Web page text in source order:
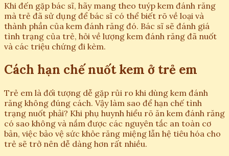
Khi đến gặp bác sĩ, hãy mang theo tuýp kem đánh răng
mà trẻ đã sử dụng để bác sĩ có thể biết rõ về loại và
thành phần của kem đánh răng đó. Bác sĩ sẽ đánh giá
tình trạng của trẻ, hỏi về lượng kem đánh răng đã nuốt
và các triệu chứng đi kèm.
Cách hạn chế nuốt kem ở trẻ em
Trẻ em là đối tượng dễ gặp rủi ro khi dùng kem đánh
răng không đúng cách. Vậy làm sao để hạn chế tình
trạng nuốt phải? Khi phụ huynh hiểu rõ ăn kem đánh răng
có sao không và nắm được các nguyên tắc an toàn cơ
bản, việc bảo vệ sức khỏe răng miệng lẫn hệ tiêu hóa cho
trẻ sẽ trở nên dễ dàng hơn rất nhiều.